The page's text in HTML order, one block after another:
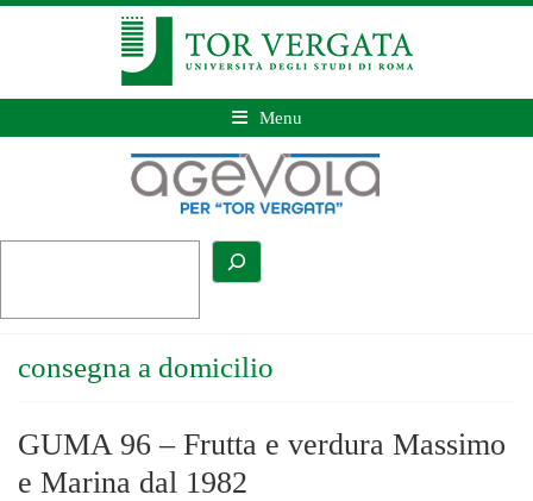
Menu
consegna a domicilio
GUMA 96 – Frutta e verdura Massimo
e Marina dal 1982